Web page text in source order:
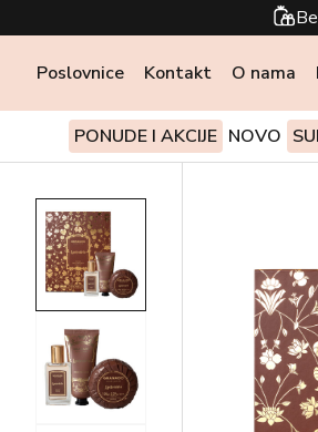
Poslovnice Kontakt O nama
PONUDE I AKCIJE NOVO